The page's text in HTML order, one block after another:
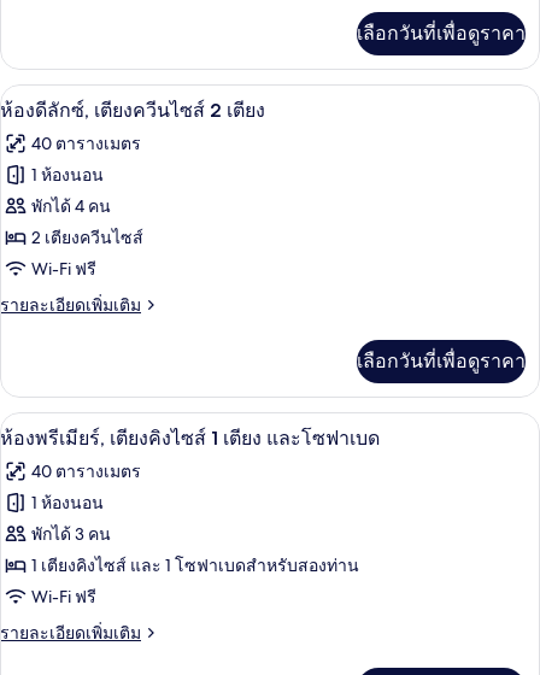
เตียง
คิง
ไซส์
1
เตียง
และ
โซฟา
เกี่ยว
กับ
ห้อง
ลัก
ซ์,
คิง
ไซส์
เตียง
และ
เลือกวันที่เพื่อดูราคา
เปิด
ภาพถ่าย
ทั้งหมด
ของ
ห้อง
ดี
ลัก
เตียง
ควีน
ไซส์
2
เตียง
7
ห้องดีลักซ์, เตียงควีนไซส์ 2 เตียง
40 ตารางเมตร
1 ห้องนอน
พักได้ 4 คน
2 เตียงควีนไซส์
Wi-Fi ฟรี
รายละเอียดเพิ่มเติม
ราย
เกี่ยว
กับ
ห้อง
ลัก
ซ์,
ควีน
ไซส์
เตียง
เลือกวันที่เพื่อดูราคา
เปิด
ภาพถ่าย
ทั้งหมด
ของ
ห้อง
พรีเมียร์,
เตียง
วิวจากห้องพัก
7
ห้องพรีเมียร์, เตียงคิงไซส์ 1 เตียง และโซฟาเบด
40 ตารางเมตร
1 ห้องนอน
พักได้ 3 คน
1 เตียงคิงไซส์ และ 1 โซฟาเบดสำหรับสองท่าน
Wi-Fi ฟรี
รายละเอียดเพิ่มเติม
ราย